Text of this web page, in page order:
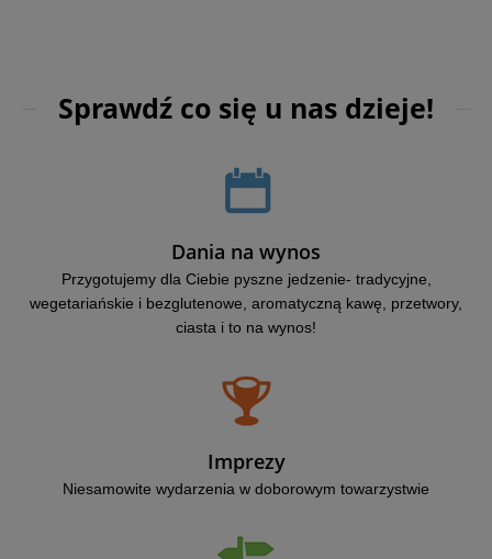
Sprawdź co się u nas dzieje!
Dania na wynos
Przygotujemy dla Ciebie pyszne jedzenie- tradycyjne,
wegetariańskie i bezglutenowe, aromatyczną kawę, przetwory,
ciasta i to na wynos!
Imprezy
Niesamowite wydarzenia w doborowym towarzystwie